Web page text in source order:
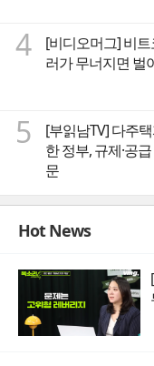
4
[비디오머그] 비
러가 무너지면 벌
5
[부읽남TV] 다주
한 정부, 규제·공
문
Hot News